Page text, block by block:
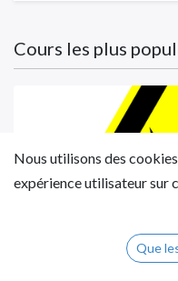
Cours les plus
Nous utilisons des
expérience utilisateur sur
Que